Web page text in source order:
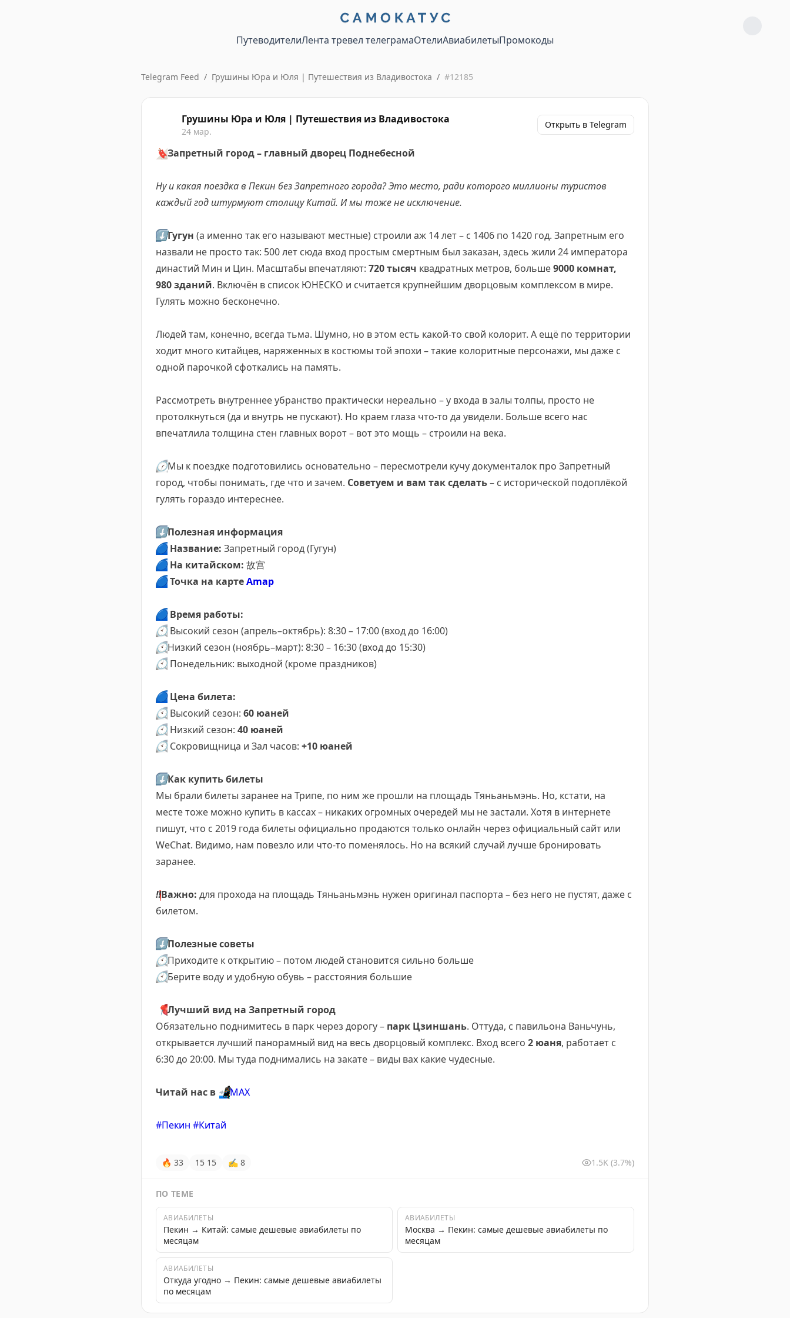
ПутеводителиЛента тревел телеграмаОтелиАвиабилетыПромокоды
Telegram Feed / Грушины Юра и Юля | Путешествия из Владивостока / #12185
Грушины Юра и Юля | Путешествия из Владивостока
24 мар.
Открыть в Telegram
🔖Запретный город – главный дворец Поднебесной
Ну и какая поездка в Пекин без Запретного города? Это место, ради которого миллионы туристов
каждый год штурмуют столицу Китай. И мы тоже не исключение.
⬇️Гугун (а именно так его называют местные) строили аж 14 лет – с 1406 по 1420 год. Запретным его
назвали не просто так: 500 лет сюда вход простым смертным был заказан, здесь жили 24 императора
династий Мин и Цин. Масштабы впечатляют: 720 тысяч квадратных метров, больше9000 комнат,
980 зданий. Включён в список ЮНЕСКО и считается крупнейшим дворцовым комплексом в мире.
Гулять можно бесконечно.
Людей там, конечно, всегда тьма. Шумно, но в этом есть какой-то свой колорит. А ещё по территории
ходит много китайцев, наряженных в костюмы той эпохи – такие колоритные персонажи, мы даже с
одной парочкой сфоткались на память.
Рассмотреть внутреннее убранство практически нереально – у входа в залы толпы, просто не
протолкнуться (да и внутрь не пускают). Но краем глаза что-то да увидели. Больше всего нас
впечатлила толщина стен главных ворот – вот это мощь – строили на века.
🕜Мы к поездке подготовились основательно – пересмотрели кучу документалок про Запретный
город, чтобы понимать, где что и зачем. Советуем и вам так сделать– с исторической подоплёкой
гулять гораздо интереснее.
⬇️Полезная информация
🔵 Название: Запретный город (Гугун)
🔵 На китайском: 故宫
🔵Точка на картеAmap
🔵 Время работы:
🕙Высокий сезон (апрель–октябрь): 8:30 – 17:00 (вход до 16:00)
🕙Низкий сезон (ноябрь–март): 8:30 – 16:30 (вход до 15:30)
🕙Понедельник: выходной (кроме праздников)
🔵 Цена билета:
🕙Высокий сезон: 60 юаней
🕙Низкий сезон: 40 юаней
🕙Сокровищница и Зал часов: +10 юаней
⬇️Как купить билеты
Мы брали билеты заранее на Трипе, по ним же прошли на площадь Тяньаньмэнь. Но, кстати, на
месте тоже можно купить в кассах – никаких огромных очередей мы не застали. Хотя в интернете
пишут, что с 2019 года билеты официально продаются только онлайн через официальный сайт или
WeChat. Видимо, нам повезло или что-то поменялось. Но на всякий случай лучше бронировать
заранее.
‼️Важно: для прохода на площадь Тяньаньмэнь нужен оригинал паспорта – без него не пустят, даже с
билетом.
⬇️Полезные советы
🕙Приходите к открытию – потом людей становится сильно больше
🕙Берите воду и удобную обувь – расстояния большие
📍Лучший вид на Запретный город
Обязательно поднимитесь в парк через дорогу – парк Цзиншань. Оттуда, с павильона Ваньчунь,
открывается лучший панорамный вид на весь дворцовый комплекс. Вход всего 2 юаня, работает с
6:30 до 20:00. Мы туда поднимались на закате – виды вах какие чудесные.
Читай нас в 📲МАХ
#Пекин #Китай
🔥 33 15 15 ✍ 8 1.5K (3.7%)
ПО ТЕМЕ
АВИАБИЛЕТЫ
Пекин → Китай: самые дешевые авиабилеты по
месяцам
АВИАБИЛЕТЫ
Москва → Пекин: самые дешевые авиабилеты по
месяцам
АВИАБИЛЕТЫ
Откуда угодно → Пекин: самые дешевые авиабилеты
по месяцам